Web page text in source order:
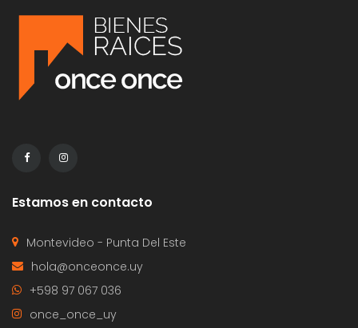
Estamos en contacto
Montevideo - Punta Del Este
hola@onceonce.uy
+598 97 067 036
once_once_uy